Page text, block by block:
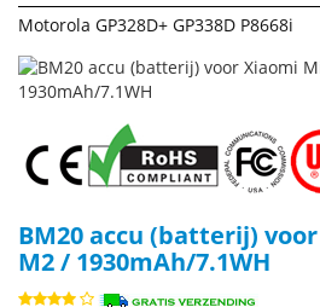
Motorola GP328D+ GP338D P8668i
BM20 accu (batterij)
M2 / 1930mAh/7.1WH